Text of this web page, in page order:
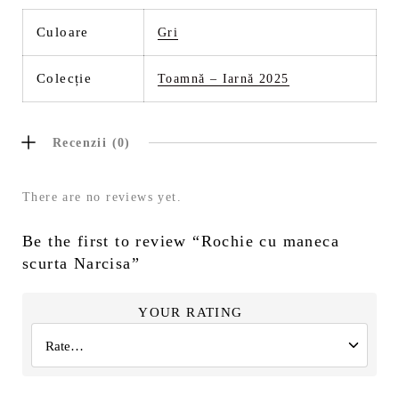
Culoare Gri
Colecție Toamnă – Iarnă 2025
Recenzii (0)
There are no reviews yet.
Be the first to review “Rochie cu maneca
scurta Narcisa”
YOUR RATING